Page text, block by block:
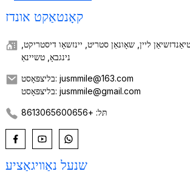
קאָנטאַקט אונדז
נומ 70, טיאַנדזשיאַן ליין, שאָונאַן סטריט, יינזשאָו דיסטריקט,
נינגבאָ, טשיינאַ
בליצפּאָסט: jusmmile@163.com
בליצפּאָסט: jusmmile@gmail.com
תּל: +8613065600656
שנעל נאַוויגאַציע